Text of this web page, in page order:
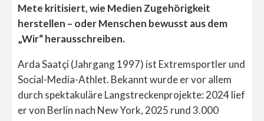
Mete kritisiert, wie Medien Zugehörigkeit
herstellen – oder Menschen bewusst aus dem
„Wir“ herausschreiben.
Arda Saatçi (Jahrgang 1997) ist Extremsportler und
Social-Media-Athlet. Bekannt wurde er vor allem
durch spektakuläre Langstreckenprojekte: 2024 lief
er von Berlin nach New York, 2025 rund 3.000